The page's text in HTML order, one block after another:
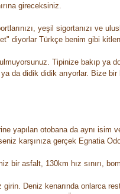
gireceksiniz.
yeşil sigortanızı ve
diyorlar Türkçe benim gibi
Tipinize bakıp ya
da didik didik arıyorlar. Bize
yapılan otobana da aynı isim
karşınıza gerçek Egnatia
bir asfalt, 130km hız sınırı,
girin. Deniz kenarında onlarca